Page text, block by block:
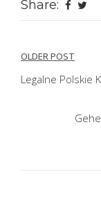
Share:
Post
OLDER POST
Legalne Polskie